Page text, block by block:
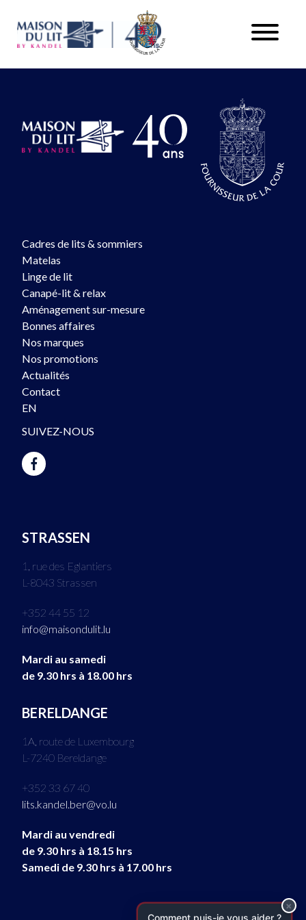
Déstockage À saisir Matelas Vispring Devonshire
Cadres de lits & sommiers
Matelas
Linge de lit
Canapé-lit & relax
Aménagement sur-mesure
Bonnes affaires
Nos marques
Nos promotions
Actualités
Contact
EN
SUIVEZ-NOUS
STRASSEN
1, rue des Eglantiers
L-8043 Strassen
+352 44 55 12
info@maisondulit.lu
Mardi au samedi
de 9.30 hrs à 18.00 hrs
BERELDANGE
1A, route de Luxembourg
L-7240 Bereldange
+352 33 67 40
lits.kandel.ber@vo.lu
Mardi au vendredi
de 9.30 hrs à 18.15 hrs
Samedi de 9.30 hrs à 17.00 hrs
Comment puis-je vous aider ?
×